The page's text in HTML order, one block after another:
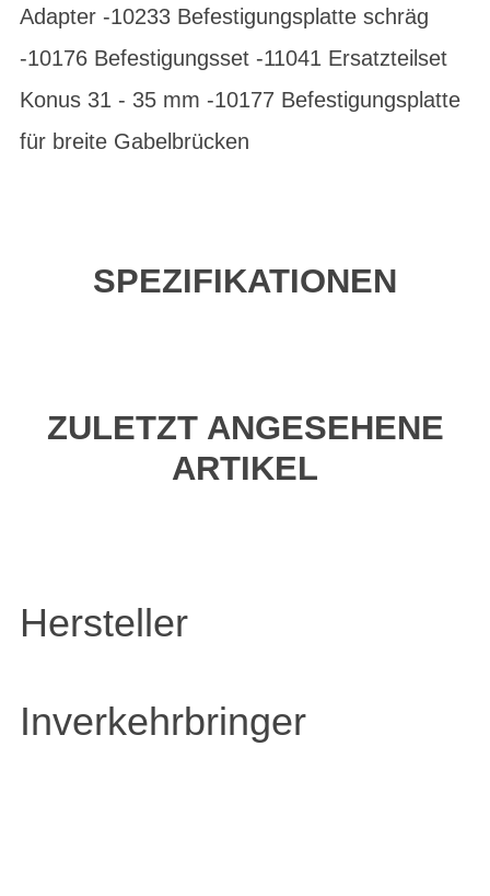
Adapter -10233 Befestigungsplatte schräg
-10176 Befestigungsset -11041 Ersatzteilset
Konus 31 - 35 mm -10177 Befestigungsplatte
für breite Gabelbrücken
SPEZIFIKATIONEN
ZULETZT ANGESEHENE
ARTIKEL
Hersteller
Inverkehrbringer